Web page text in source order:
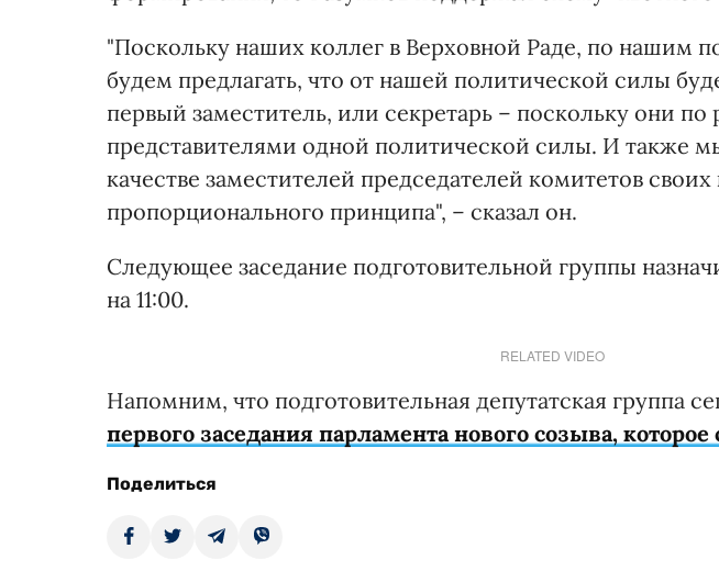
"Поскольку наших коллег в Верховной Раде, по нашим
будем предлагать, что от нашей политической силы
первый заместитель, или секретарь – поскольку они по
представителями одной политической силы. И также
качестве заместителей председателей комитетов
пропорционального принципа", – сказал он.
Следующее заседание подготовительной группы
на 11:00.
RELATED VIDEO
Напомним, что подготовительная депутатская группа
первого заседания парламента нового созыва, которое
Поделиться